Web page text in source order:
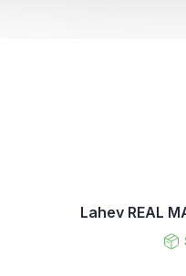
Lahev REAL